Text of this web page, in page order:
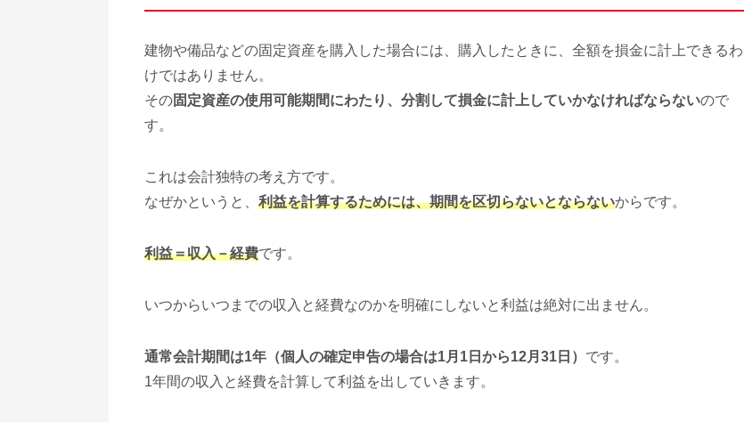
建物や備品などの固定資産を購入した場合には、購入したときに、全額を損金に計上できるわ
けではありません。
その固定資産の使用可能期間にわたり、分割して損金に計上していかなければならないので
す。
これは会計独特の考え方です。
なぜかというと、 利益を計算するためには、期間を区切らないとならないからです。
利益＝収入－経費です。
いつからいつまでの収入と経費なのかを明確にしないと利益は絶対に出ません。
通常会計期間は1年（個人の確定申告の場合は1月1日から12月31日） です。
1年間の収入と経費を計算して利益を出していきます。